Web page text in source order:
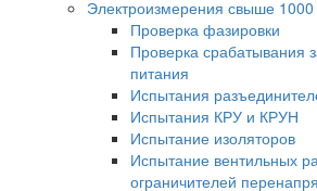
Электроизмерения свыше
Проверка фазировки
Проверка срабатывания
питания
Испытания
Испытания КРУ и КРУН
Испытание изоляторов
Испытание вентильных
ограничителей